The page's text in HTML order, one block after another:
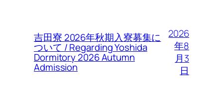
吉田寮 2026年秋期入寮募集に
ついて / Regarding Yoshida
Dormitory 2026 Autumn
Admission
2026
年8
月3
日